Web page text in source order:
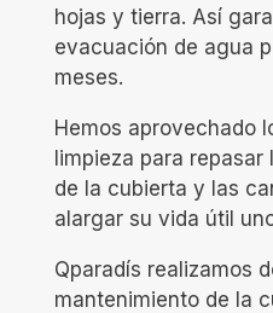
hojas y tierra. Así
evacuación de agua
meses.
Hemos aprovechado
limpieza para
de la cubierta y las
alargar su vida útil
Qparadís realizamos
mantenimiento de la